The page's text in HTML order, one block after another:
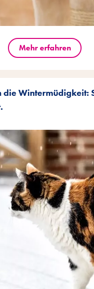
Mehr erfahren
die Wintermüdigkeit: